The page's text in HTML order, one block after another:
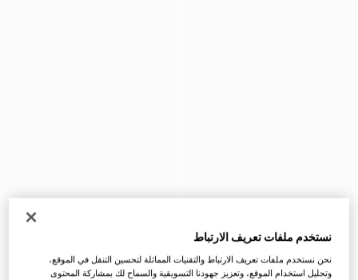
نستخدم ملفات تعريف الارتباط
نحن نستخدم ملفات تعريف الارتباط والتقنيات المماثلة لتحسين التنقل في الموقع،
وتحليل استخدام الموقع، وتعزيز جهودنا التسويقية والسماح لك بمشاركة المحتوى